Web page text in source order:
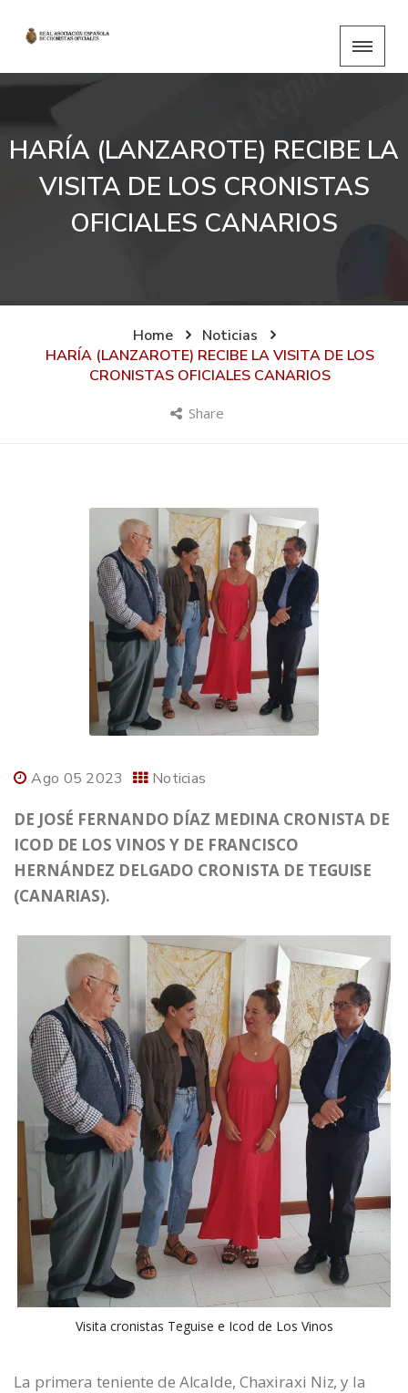
HARÍA (LANZAROTE) RECIBE LA
VISITA DE LOS CRONISTAS
OFICIALES CANARIOS
Home
Noticias
HARÍA (LANZAROTE) RECIBE LA VISITA DE LOS
CRONISTAS OFICIALES CANARIOS
Share
Ago 05 2023 Noticias
DE JOSÉ FERNANDO DÍAZ MEDINA CRONISTA DE
ICOD DE LOS VINOS Y DE FRANCISCO
HERNÁNDEZ DELGADO CRONISTA DE TEGUISE
(CANARIAS).
Visita cronistas Teguise e Icod de Los Vinos
La primera teniente de Alcalde, Chaxiraxi Niz, y la